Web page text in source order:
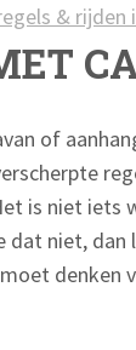
& rijden
of
is niet
dat niet,
denken